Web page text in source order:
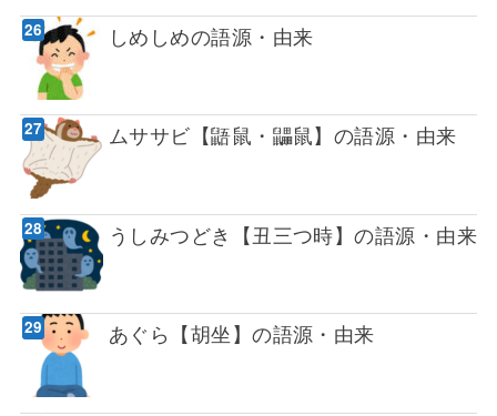
しめしめの語源・由来
ムササビ【鼯鼠・鼺鼠】の語源・由来
うしみつどき【丑三つ時】の語源・由来
あぐら【胡坐】の語源・由来